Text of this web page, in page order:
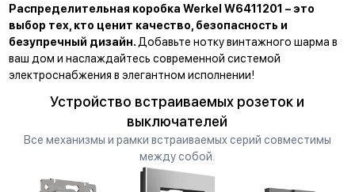
Распределительная коробка Werkel W6411201 – это
выбор тех, кто ценит качество, безопасность и
безупречный дизайн. Добавьте нотку винтажного шарма в
ваш дом и наслаждайтесь современной системой
электроснабжения в элегантном исполнении!
Устройство встраиваемых розеток и
выключателей
Все механизмы и рамки встраиваемых серий совместимы
между собой.